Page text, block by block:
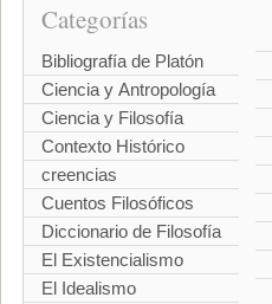
Categorías
Bibliografía de Platón
Ciencia y Antropología
Ciencia y Filosofía
Contexto Histórico
creencias
Cuentos Filosóficos
Diccionario de Filosofía
El Existencialismo
El Idealismo